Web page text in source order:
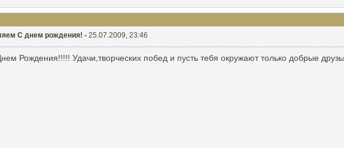
С днем рождения! - 25.07.2009, 23:46
Рождения!!!!! Удачи,творческих побед и пусть тебя окружают только добрые